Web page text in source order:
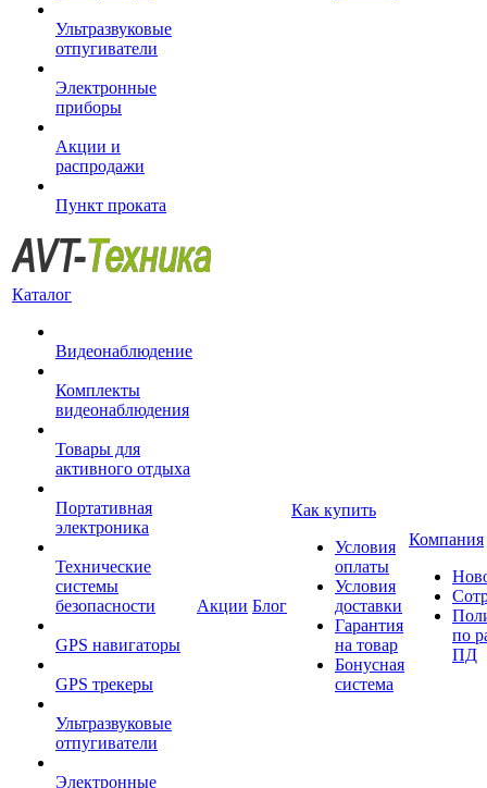
Ультразвуковые
отпугиватели
Электронные
приборы
Акции и
распродажи
Пункт проката
Каталог
Видеонаблюдение
Комплекты
видеонаблюдения
Товары для
активного отдыха
Портативная
электроника
Технические
системы
безопасности
GPS навигаторы
GPS трекеры
Ультразвуковые
отпугиватели
Электронные
Акции Блог
Как купить
Условия
оплаты
Условия
доставки
Гарантия
на товар
Бонусная
система
Компания
по
ПД